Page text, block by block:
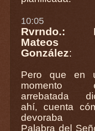
10:05
Rvrndo.:
Mateos
González:
Pero que en
momento
arrebatada
ahí, cuenta
devoraba
Palabra del